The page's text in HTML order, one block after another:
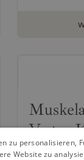
Vegan
Kochbuch
zu personalisieren,
Website zu